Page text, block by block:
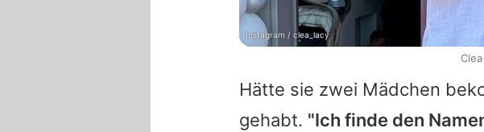
Hätte sie zwei Mädchen
gehabt. "Ich finde den
Instagram / clea_lacy